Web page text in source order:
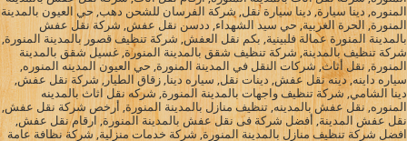
المنوره, دينا سيارة, دينا سيارة نقل, شركة الفرسان للشحن دهب, حي العيون بالمدينة
المنورة, الحرة الغربية, حي سيد الشهداء, ددسن نقل عفش, شركة نقل عفش
بالمدينة المنورة عمالة فلبينية, بكم نقل العفش, شركة تنظيف قصور بالمدينة المنورة,
شركة تنظيف بالمدينة, شركة تنظيف شقق بالمدينة المنورة, غسيل شقق بالمدينة
المنورة, نقل أثاث, شركات النقل في المدينة المنورة, حي العيون المدينه المنوره,
سياره داينه, دينه نقل عفش, دينات نقل, سياره دينا, زقاق الطيار, شركة نقل عفش,
دينا الشامي, شركة تنظيف واجهات بالمدينة المنورة, شركه نقل اثاث بالمدينه
المنوره, نقل عفش بالمدينه, تنظيف منازل بالمدينة المنورة, أرخص شركة نقل عفش,
نقل عفش المدينة, أفضل شركة فى نقل عفش بالمدينة المنورة, ارقام نقل عفش,
افضل شركة تنظيف منازل بالمدينة المنورة, شركة خدمات منزلية, شركة نظافة عامة